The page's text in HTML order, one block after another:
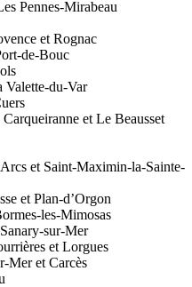
Pennes-Mirabeau
et Rognac
de-Bouc
Valette-du-Var
et Le Beausset
et Saint-Maximin-la-Sainte-
et Plan-d’Orgon
les-Mimosas
sur-Mer
et Lorgues
Mer et Carcès